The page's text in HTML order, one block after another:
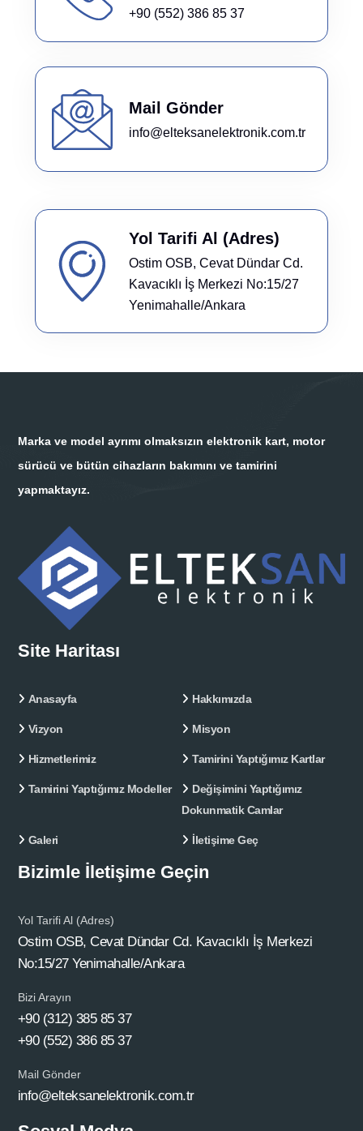
+90 (552) 386 85 37
Mail Gönder
info@elteksanelektronik.com.tr
Yol Tarifi Al (Adres)
Ostim OSB, Cevat Dündar Cd.
Kavacıklı İş Merkezi No:15/27
Yenimahalle/Ankara
Marka ve model ayrımı olmaksızın elektronik kart, motor
sürücü ve bütün cihazların bakımını ve tamirini
yapmaktayız.
Site Haritası
Anasayfa Hakkımızda
Vizyon Misyon
Hizmetlerimiz Tamirini Yaptığımız Kartlar
Tamirini Yaptığımız Modeller
Değişimini Yaptığımız
Dokunmatik Camlar
Galeri İletişime Geç
Bizimle İletişime Geçin
Yol Tarifi Al (Adres)
Ostim OSB, Cevat Dündar Cd. Kavacıklı İş Merkezi
No:15/27 Yenimahalle/Ankara
Bizi Arayın
+90 (312) 385 85 37
+90 (552) 386 85 37
Mail Gönder
info@elteksanelektronik.com.tr